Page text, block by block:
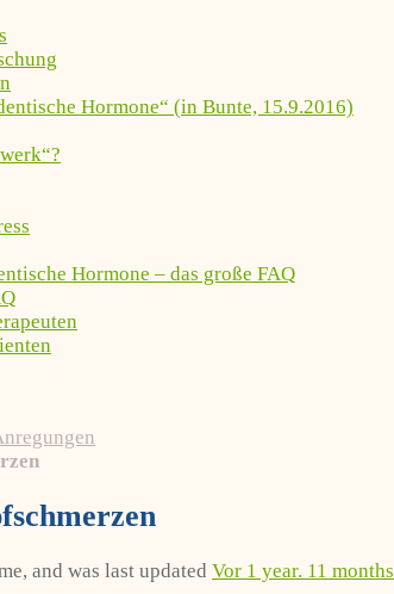
Hormone“ (in Bunte, 15.9.2016)
Hormone – das große FAQ
and was last updated Vor 1 year. 11 months